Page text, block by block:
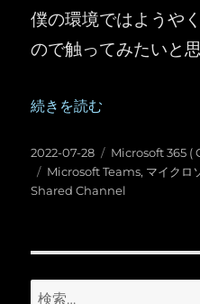
僕の環境ではようや
ので触ってみたいと思
“Microsoft Teams ：共有
続きを読む
投
稿
日:
2022-07-28
カ
テ
ゴ
Microsoft 365 (
タ
グ
Microsoft Teams, マイクロ
Shared Channel
検